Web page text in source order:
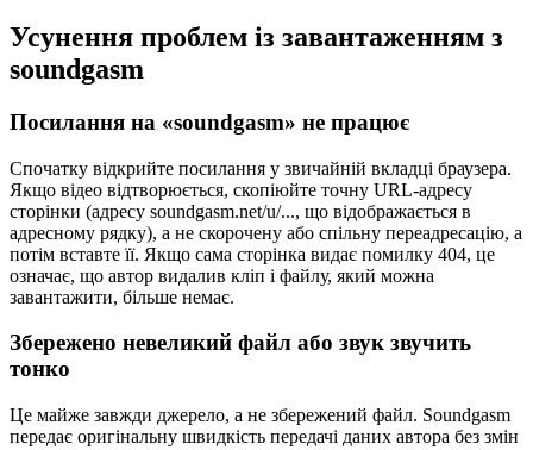
Усунення проблем із завантаженням з
soundgasm
Посилання на «soundgasm» не працює
Спочатку відкрийте посилання у звичайній вкладці браузера.
Якщо відео відтворюється, скопіюйте точну URL-адресу
сторінки (адресу soundgasm.net/u/..., що відображається в
адресному рядку), а не скорочену або спільну переадресацію, а
потім вставте її. Якщо сама сторінка видає помилку 404, це
означає, що автор видалив кліп і файлу, який можна
завантажити, більше немає.
Збережено невеликий файл або звук звучить
тонко
Це майже завжди джерело, а не збережений файл. Soundgasm
передає оригінальну швидкість передачі даних автора без змін